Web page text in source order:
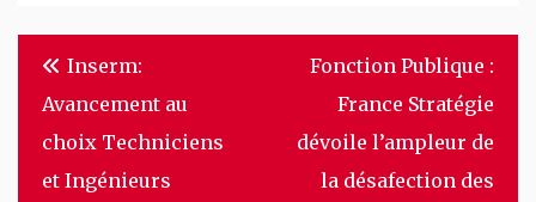
Navigation
l’article
Inserm:
Avancement au
choix Techniciens
et Ingénieurs
Fonction Publique :
France Stratégie
dévoile l’ampleur de
la désafection des